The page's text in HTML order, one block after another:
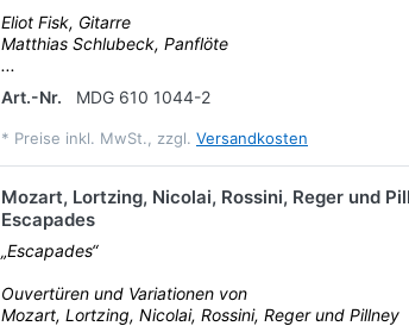
Eliot Fisk, Gitarre
Matthias Schlubeck, Panflöte
...
Art.-Nr.
MDG 610 1044-2
* Preise inkl. MwSt., zzgl. Versandkosten
Mozart, Lortzing, Nicolai, Rossini, Reger und
Escapades
„Escapades“
Ouvertüren und Variationen von
Mozart, Lortzing, Nicolai, Rossini, Reger und Pillney